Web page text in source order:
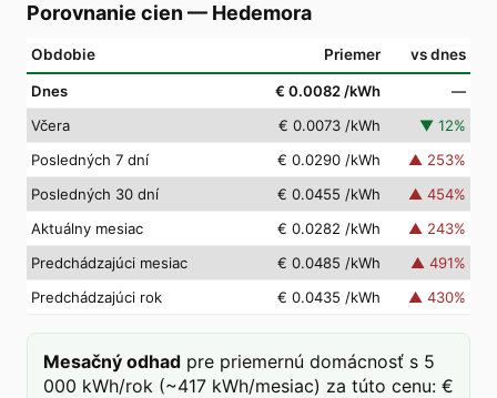
Porovnanie cien — Hedemora
Obdobie Priemer vs dnes
Dnes € 0.0082 /kWh
—
Včera
€ 0.0073 /kWh ▼ 12%
Posledných 7 dní
€ 0.0290 /kWh ▲ 253%
Posledných 30 dní
€ 0.0455 /kWh ▲ 454%
Aktuálny mesiac
€ 0.0282 /kWh ▲ 243%
Predchádzajúci mesiac
€ 0.0485 /kWh ▲ 491%
Predchádzajúci rok
€ 0.0435 /kWh ▲ 430%
Mesačný odhad pre priemernú domácnosť s 5
000 kWh/rok (~417 kWh/mesiac) za túto cenu: €